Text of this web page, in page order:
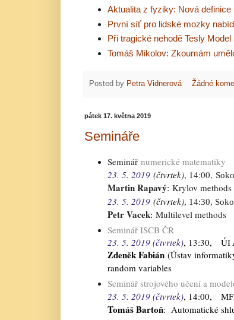
Aktualita z fyziky: Nová definice
První síť pro lidské mozky
Při tragické nehodě Tesly
Tomáš Mikolov: Zkoumám
Posted by Petra Vidnerová Žádné
pátek 17. května 2019
Semináře
Seminář numerické matematiky
23. 5. 2019(čtvrtek), 14:00,
Martin Rapavý: Krylov
23. 5. 2019(čtvrtek), 14:30,
Petr Vacek: Multilevel methods
Seminář ISCB ČR
23. 5. 2019 (čtvrtek), 13:30, ÚI
Zdeněk Fabián (Ústav
random variables
Seminář strojového učení a
23. 5. 2019 (čtvrtek), 14:00,
Tomáš Bartoň: Automatické